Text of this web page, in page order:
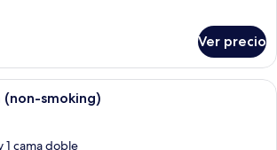
Ver precio
Ropa de cama de alta calidad y
(non-smoking)
1 cama doble